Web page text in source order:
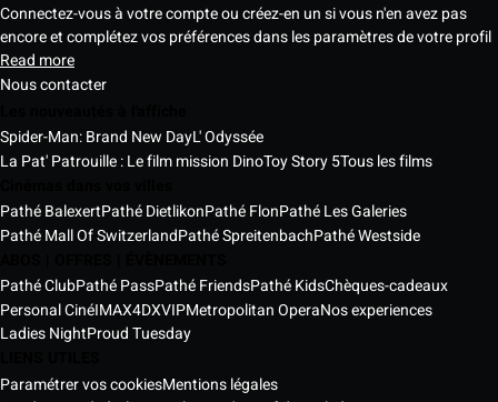
Connectez-vous à votre compte ou créez-en un si vous n'en avez pas
encore et complétez vos préférences dans les paramètres de votre profil
Read more
Nous contacter
Spider-Man: Brand New DayL' Odyssée
La Pat' Patrouille : Le film mission DinoToy Story 5Tous les films
Pathé BalexertPathé DietlikonPathé FlonPathé Les Galeries
Pathé Mall Of SwitzerlandPathé SpreitenbachPathé Westside
Pathé ClubPathé PassPathé FriendsPathé KidsChèques-cadeaux
Personal CinéIMAX4DXVIPMetropolitan OperaNos experiences
Ladies NightProud Tuesday
Paramétrer vos cookiesMentions légales